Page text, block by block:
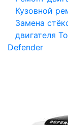
Кузовной
Замена
двигателя
Defender